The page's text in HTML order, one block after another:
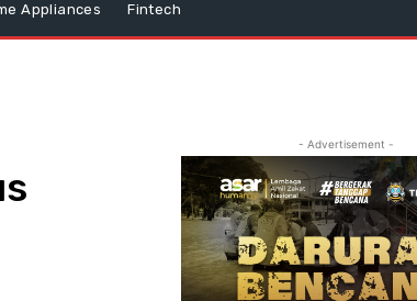
Appliances Fintech
- Advertisement -